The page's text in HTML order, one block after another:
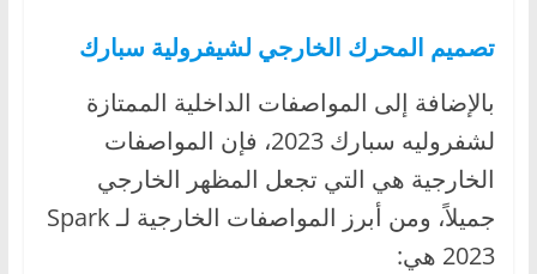
تصميم المحرك الخارجي لشيفرولية سبارك
بالإضافة إلى المواصفات الداخلية الممتازة
لشفروليه سبارك 2023، فإن المواصفات
الخارجية هي التي تجعل المظهر الخارجي
جميلاً، ومن أبرز المواصفات الخارجية لـ Spark
2023 هي: